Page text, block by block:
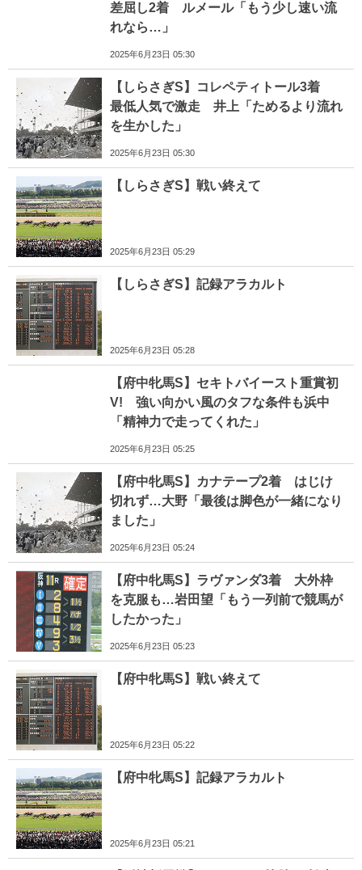
差屈し2着 ルメール「もう少し速い流
れなら…」
2025年6月23日 05:30
【しらさぎS】コレペティトール3着
最低人気で激走 井上「ためるより流れ
を生かした」
2025年6月23日 05:30
【しらさぎS】戦い終えて
2025年6月23日 05:29
【しらさぎS】記録アラカルト
2025年6月23日 05:28
【府中牝馬S】セキトバイースト重賞初
V! 強い向かい風のタフな条件も浜中
「精神力で走ってくれた」
2025年6月23日 05:25
【府中牝馬S】カナテープ2着 はじけ
切れず…大野「最後は脚色が一緒になり
ました」
2025年6月23日 05:24
【府中牝馬S】ラヴァンダ3着 大外枠
を克服も…岩田望「もう一列前で競馬が
したかった」
2025年6月23日 05:23
【府中牝馬S】戦い終えて
2025年6月23日 05:22
【府中牝馬S】記録アラカルト
2025年6月23日 05:21